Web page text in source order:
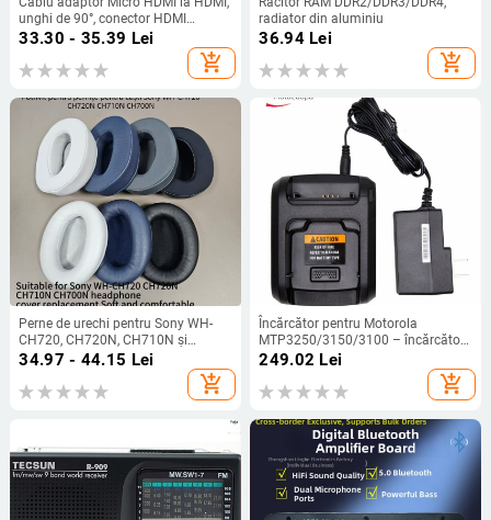
unghi de 90°, conector HDMI
femelă, pentru tablete
33.30 - 35.39 Lei
add_shopping_cart
radiator din aluminiu
36.94Lei
add_shopping_cart
Perne de urechi pentru Sony WH-
CH720, CH720N, CH710N și
CH700N – piele artificială
34.97 - 44.15 Lei
add_shopping_cart
Încărcător pentru Motorola
MTP3250/3150/3100 – încărcător
de tip stand, rezistent la praf, intrare
249.02 Lei
add_shopping_cart